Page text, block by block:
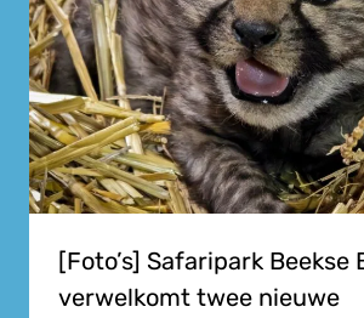
[Foto’s] Safaripark Beekse
verwelkomt twee nieuwe